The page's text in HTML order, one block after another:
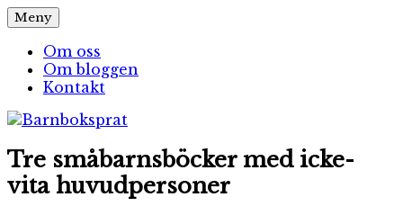
Hoppa
till
innehåll
Barnboksprat
– en blogg om barnböcker
Meny
Om oss
Om bloggen
Kontakt
Tre småbarnsböcker med icke-
vita huvudpersoner